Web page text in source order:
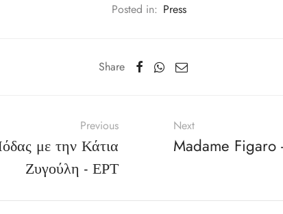
Posted in: Press
Share
Previous
με την Κάτια
Ζυγούλη - ΕΡΤ
Next
Madame